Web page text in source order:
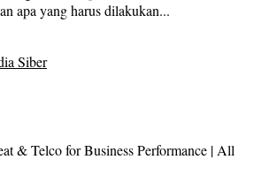
apa yang harus dilakukan...
Siber
& Telco for Business Performance | All